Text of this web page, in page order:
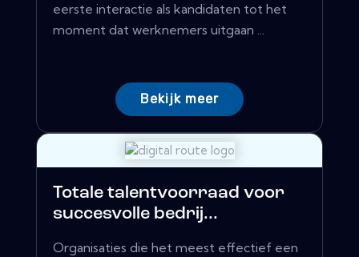
eerste interactie als kandidaten tot het
moment dat werknemers uitgaan ...
Bekijk meer
Totale talentvoorraad voor
succesvolle bedrij...
Organisaties die het meest effectief een